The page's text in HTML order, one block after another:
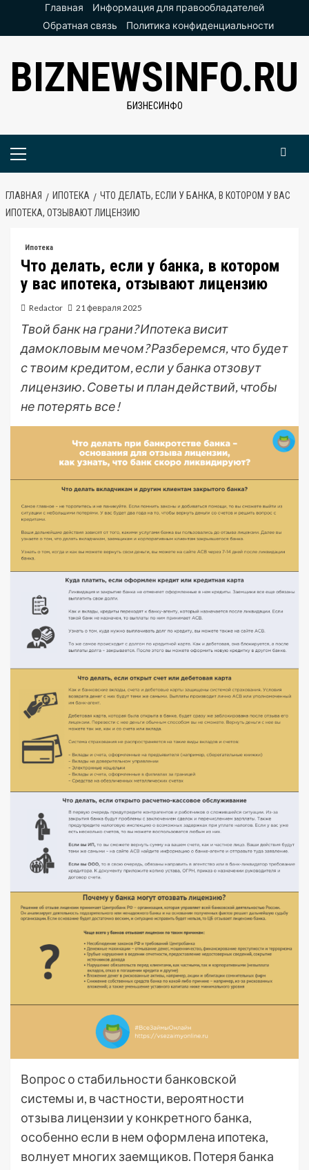
ПерейтиГлавная
Информация для правообладателей
Обратная связь
Политика конфиденциальности
BIZNEWSINFO.RU
БИЗНЕСИНФО
Основное
ГЛАВНАЯ ИПОТЕКА
ЧТО ДЕЛАТЬ, ЕСЛИ У БАНКА, В КОТОРОМ У ВАС
ИПОТЕКА, ОТЗЫВАЮТ ЛИЦЕНЗИЮ
Ипотека
Что делать, если у банка, в котором
у вас ипотека, отзывают лицензию
Redactor 21 февраля 2025
Твой банк на грани? Ипотека висит
дамокловым мечом? Разберемся, что будет
с твоим кредитом, если у банка отзовут
лицензию. Советы и план действий, чтобы
не потерять все!
Вопрос о стабильности банковской
системы и, в частности, вероятности
отзыва лицензии у конкретного банка,
особенно если в нем оформлена ипотека,
волнует многих заемщиков. Потеря банка